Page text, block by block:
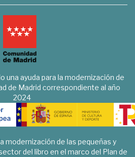
una ayuda para la modernización de
de Madrid correspondiente al año
2024
modernización de las pequeñas y
del libro en el marco del Plan de